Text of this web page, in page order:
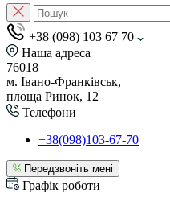
+38 (098) 103 67 70
Наша адреса
76018
м. Івано-Франківськ,
площа Ринок, 12
Телефони
+38(098)103-67-70
Передзвоніть мені
Графік роботи